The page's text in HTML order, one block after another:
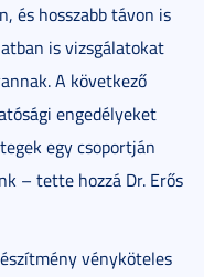
és hosszabb távon is
is vizsgálatokat
A következő
engedélyeket
egy csoportján
– tette hozzá Dr. Erős
vényköteles